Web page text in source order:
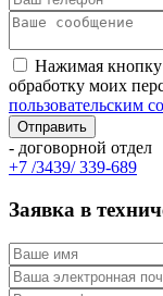
Нажимая
обработку моих
пользовательским
- договорной отдел
+7 /3439/ 339-689
Заявка в